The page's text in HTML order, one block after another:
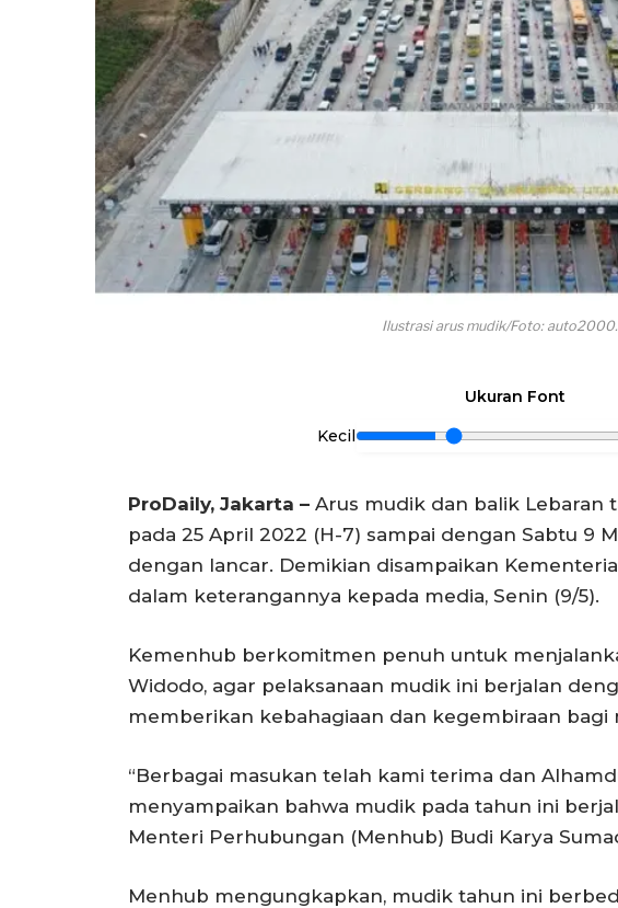
Ilustrasi arus mudik/Foto:
Ukuran Font
Kecil
ProDaily, Jakarta – Arus mudik dan balik Lebaran
pada 25 April 2022 (H-7) sampai dengan Sabtu 9
dengan lancar. Demikian disampaikan
dalam keterangannya kepada media, Senin (9/5).
Kemenhub berkomitmen penuh untuk
Widodo, agar pelaksanaan mudik ini berjalan
memberikan kebahagiaan dan kegembiraan bagi
“Berbagai masukan telah kami terima dan
menyampaikan bahwa mudik pada tahun ini
Menteri Perhubungan (Menhub) Budi Karya
Menhub mengungkapkan, mudik tahun ini